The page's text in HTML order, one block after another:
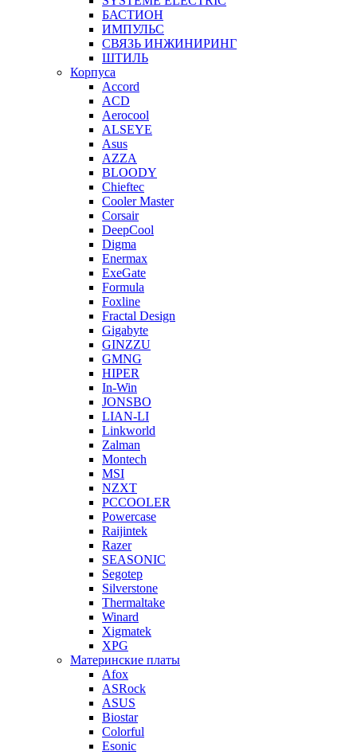
БАСТИОН
ИМПУЛЬС
СВЯЗЬ ИНЖИНИРИНГ
ШТИЛЬ
Корпуса
Accord
ACD
Aerocool
ALSEYE
Asus
AZZA
BLOODY
Chieftec
Cooler Master
Corsair
DeepCool
Digma
Enermax
ExeGate
Formula
Foxline
Fractal Design
Gigabyte
GINZZU
GMNG
HIPER
In-Win
JONSBO
LIAN-LI
Linkworld
Zalman
Montech
MSI
NZXT
PCCOOLER
Powercase
Raijintek
Razer
SEASONIC
Segotep
Silverstone
Thermaltake
Winard
Xigmatek
XPG
Материнские платы
Afox
ASRock
ASUS
Biostar
Colorful
Esonic